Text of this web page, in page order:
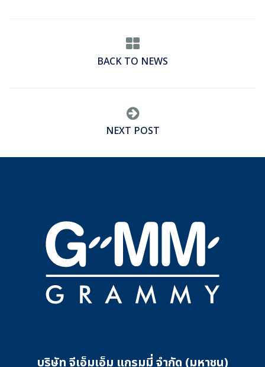
BACK TO NEWS
NEXT POST
บริษัท จีเอ็มเอ็ม แกรมมี่ จำกัด (มหาชน)